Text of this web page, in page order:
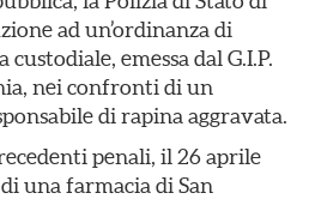
ad un’ordinanza di
emessa dal G.I.P.
nei confronti di un
di rapina aggravata.
penali, il 26 aprile
una farmacia di San